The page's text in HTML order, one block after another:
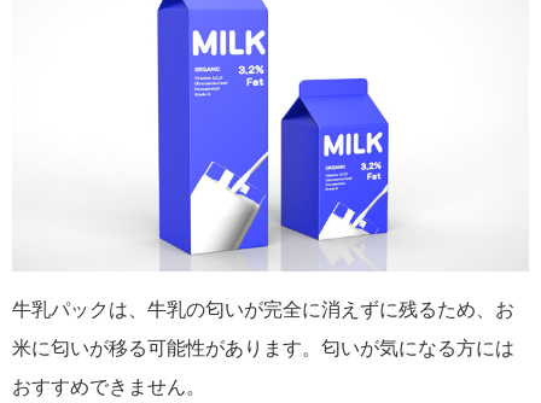
牛乳パックは、牛乳の匂いが完全に消えずに残るため、お
米に匂いが移る可能性があります。匂いが気になる方には
おすすめできません。